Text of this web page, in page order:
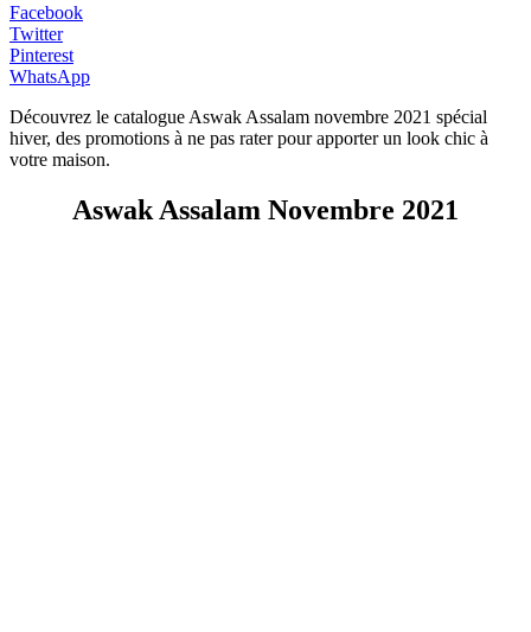
Facebook
Twitter
Pinterest
WhatsApp
Découvrez le catalogue Aswak Assalam novembre 2021 spécial
hiver, des promotions à ne pas rater pour apporter un look chic à
votre maison.
Aswak Assalam Novembre 2021